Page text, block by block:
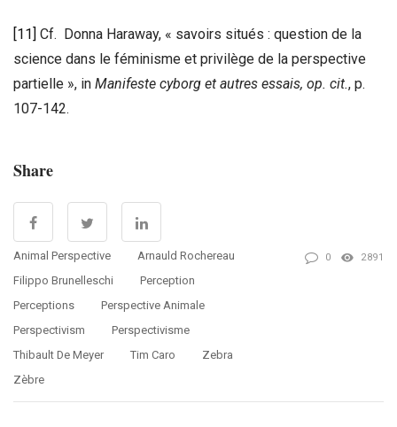
[11] Cf. Donna Haraway, « savoirs situés : question de la
science dans le féminisme et privilège de la perspective
partielle », in Manifeste cyborg et autres essais, op. cit., p.
107-142.
Share
Animal Perspective
Arnauld Rochereau
Filippo Brunelleschi
Perception
Perceptions
Perspective Animale
Perspectivism
Perspectivisme
Thibault De Meyer
Tim Caro
Zebra
Zèbre
0 2891